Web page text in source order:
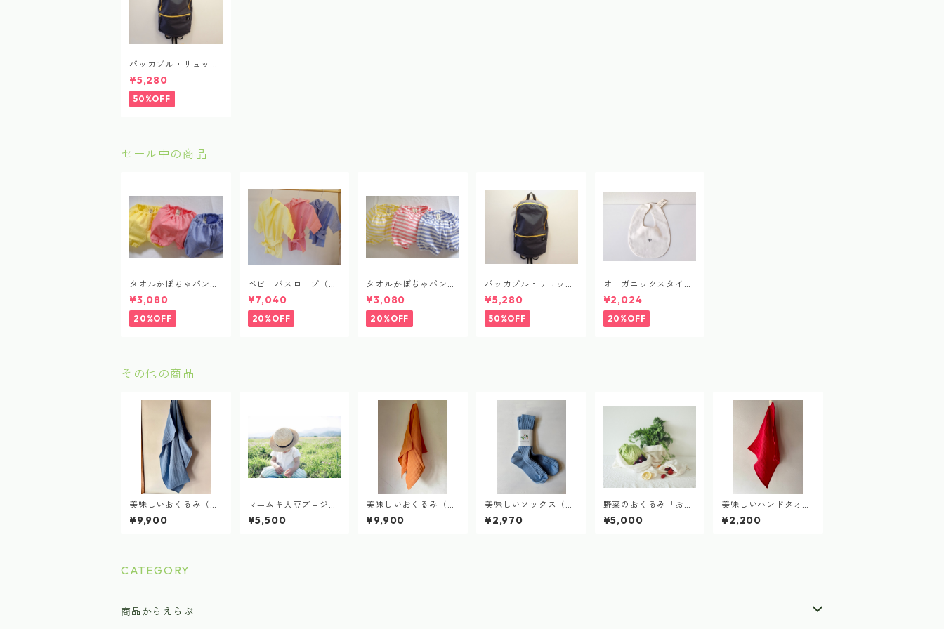
パッカブル・リュック
サック
¥5,280
50%OFF
セール中の商品
タオルかぼちゃパンツ
（ムジ）
¥3,080
20%OFF
ベビーバスローブ（ム
ジ）
¥7,040
20%OFF
タオルかぼちゃパンツ
（ボーダー）
¥3,080
20%OFF
パッカブル・リュック
サック
¥5,280
50%OFF
オーガニックスタイ
organic cotton bib
¥2,024
20%OFF
その他の商品
美味しいおくるみ（2
025ブルーベリー染
め）delicious blanke
¥9,900
マエムキ大豆プロジェ
クト （野菜のおくるみ
セット）SS.S.M.L各一
¥5,500
美味しいおくるみ（2
026雪下人参染め）de
licious blanket
¥9,900
美味しいソックス（2
025ブルーベリー染
め）
¥2,970
野菜のおくるみ「お買
い得スタートセット」
（SS.S.M.L各一枚）
¥5,000
美味しいハンドタオル
（2025nonomamaビ
ーツ染め） delicious
¥2,200
CATEGORY
商品からえらぶ